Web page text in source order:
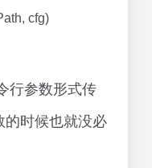
cfg)
行参数形式传
的时候也就没必